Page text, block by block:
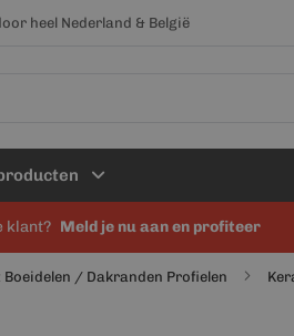
heel Nederland & België
klant? Meld je nu aan en profiteer
Boeidelen / Dakranden Profielen